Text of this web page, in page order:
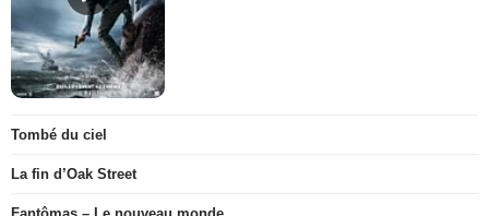
Tombé du ciel
La fin d’Oak Street